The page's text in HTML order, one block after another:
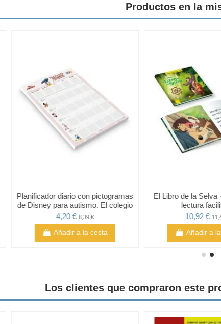
Productos en la
Planificador diario con pictogramas
de Disney para autismo. El colegio
4,20 €8,39 €
Añadir a la cesta
El Libro de la Selva
lectura
10,92 €
Añadir a
Los clientes que compraron este